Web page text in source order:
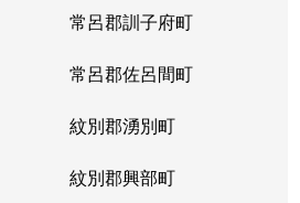
常呂郡訓子府町
常呂郡佐呂間町
紋別郡湧別町
紋別郡興部町